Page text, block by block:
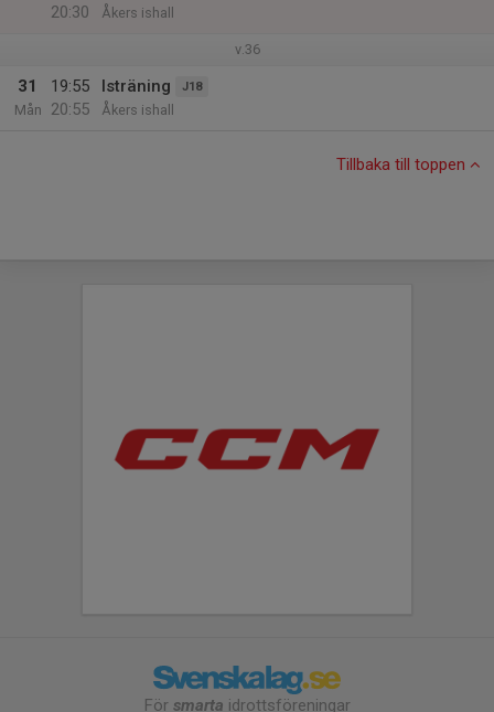
20:30
Åkers ishall
v.36
31
Mån
19:55
20:55
Isträning J18
Åkers ishall
Tillbaka till toppen
För smarta idrottsföreningar